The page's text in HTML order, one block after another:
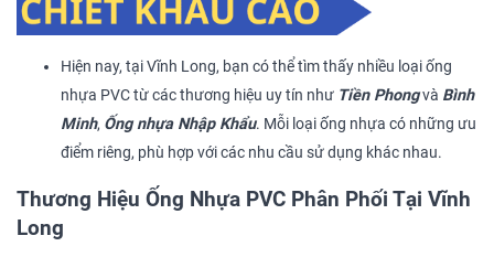
Hiện nay, tại Vĩnh Long, bạn có thể tìm thấy nhiều loại ống
nhựa PVC từ các thương hiệu uy tín như Tiền Phongvà Bình
Minh, Ống nhựa Nhập Khẩu. Mỗi loại ống nhựa có những ưu
điểm riêng, phù hợp với các nhu cầu sử dụng khác nhau.
Thương Hiệu Ống Nhựa PVC Phân Phối Tại Vĩnh
Long